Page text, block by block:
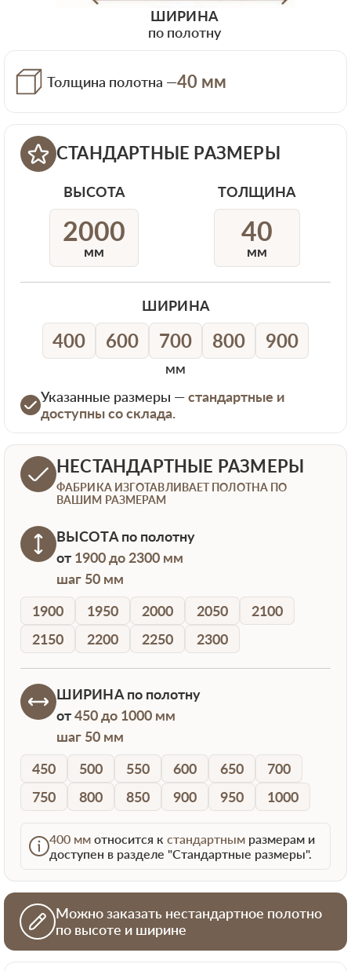
ШИРИНА
по полотну
Толщина полотна —40 мм
СТАНДАРТНЫЕ РАЗМЕРЫ
ВЫСОТА
2000
мм
ШИРИНА
400 600 700 800 900
мм
ТОЛЩИНА
40
мм
Указанные размеры —стандартные и
доступны со склада.
НЕСТАНДАРТНЫЕ РАЗМЕРЫ
ФАБРИКА ИЗГОТАВЛИВАЕТ ПОЛОТНА ПО
ВАШИМ РАЗМЕРАМ
ВЫСОТАпо полотну
от 1900 до 2300 мм
шаг 50 мм
1900
1950 2000 2050
2100
2150
2200 2250 2300
ШИРИНАпо полотну
от450 до 1000 мм
шаг 50 мм
450
500 550 600 650
700
750
800 850 900 950 1000
400 мм относится к стандартным размерам и
доступен в разделе "Стандартные размеры".
Можно заказать нестандартное полотно
по высоте и ширине